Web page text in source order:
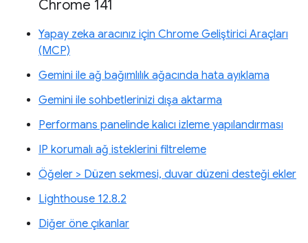
Chrome 141
Yapay zeka aracınız için Chrome Geliştirici Araçları
(MCP)
Gemini ile ağ bağımlılık ağacında hata ayıklama
Gemini ile sohbetlerinizi dışa aktarma
Performans panelinde kalıcı izleme yapılandırması
IP korumalı ağ isteklerini filtreleme
Öğeler > Düzen sekmesi, duvar düzeni desteği ekler
Lighthouse 12.8.2
Diğer öne çıkanlar